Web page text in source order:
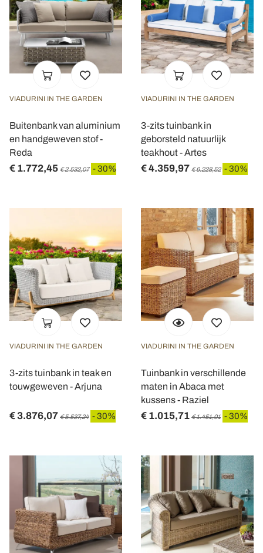
VIADURINI IN THE GARDEN
Buitenbank van aluminium
en handgeweven stof -
Reda
€ 1.772,45 € 2.532,07 - 30%
VIADURINI IN THE GARDEN
3-zits tuinbank in
geborsteld natuurlijk
teakhout - Artes
€ 4.359,97 € 6.228,52 - 30%
VIADURINI IN THE GARDEN
3-zits tuinbank in teak en
touwgeweven - Arjuna
€ 3.876,07 € 5.537,24 - 30%
VIADURINI IN THE GARDEN
Tuinbank in verschillende
maten in Abaca met
kussens - Raziel
€ 1.015,71 € 1.451,01 - 30%